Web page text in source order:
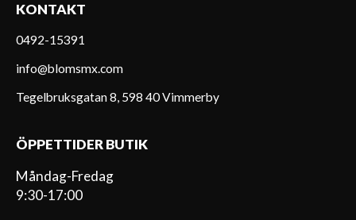
KONTAKT
0492-15391
info@blomsmx.com
Tegelbruksgatan 8, 598 40 Vimmerby
ÖPPETTIDER BUTIK
Måndag-Fredag
9:30-17:00